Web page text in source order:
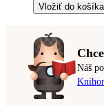
Vložiť do košíka
Náš